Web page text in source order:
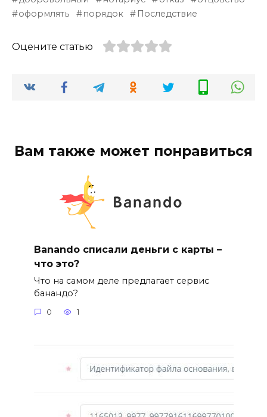
оформлять
порядок Последствие
Оцените статью
Вам также может понравиться
Banando списали деньги с карты –
что это?
Что на самом деле предлагает сервис
банандо?
0 1